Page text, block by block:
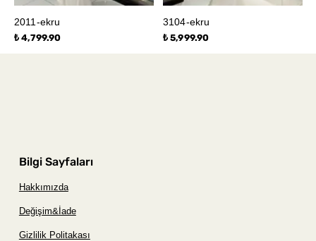
2011-ekru
₺ 4,799.90
3104-ekru
₺ 5,999.90
Bilgi Sayfaları
Hakkımızda
Değişim&İade
Gizlilik Politakası